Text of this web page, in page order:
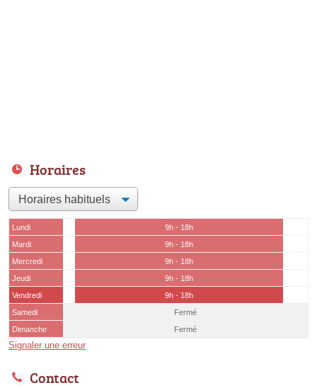
Horaires
Lundi
9h - 18h
Mardi
9h - 18h
Mercredi
9h - 18h
Jeudi
9h - 18h
Vendredi
9h - 18h
Samedi
Fermé
Dimanche
Fermé
Signaler une erreur
Contact